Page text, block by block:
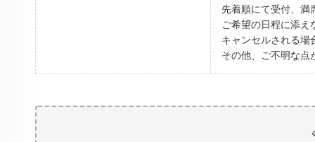
先着順にて受付、満
ご希望の日程に添え
キャンセルされる場
その他、ご不明な点